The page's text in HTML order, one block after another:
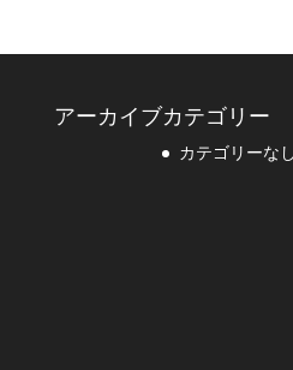
アーカイブカテゴリー
カテゴリーなし